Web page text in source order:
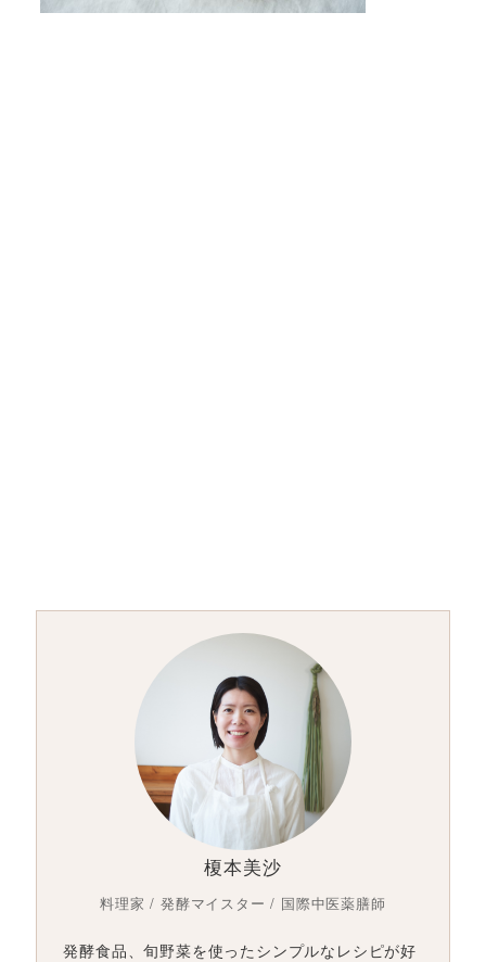
榎本美沙
料理家 / 発酵マイスター / 国際中医薬膳師
発酵食品、旬野菜を使ったシンプルなレシピが好